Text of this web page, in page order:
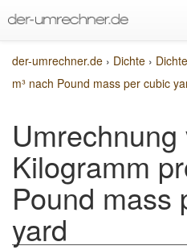
der-umrechner.de › Dichte ›
m³ nach Pound mass per cubic
Umrechnung
Kilogramm
Pound mass
yard